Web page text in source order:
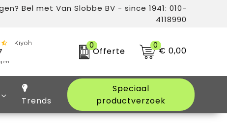
Bel met Van Slobbe BV - since 1941: 010-
4118990
0
Offerte
0€ 0,00
Trends
Speciaal
productverzoek